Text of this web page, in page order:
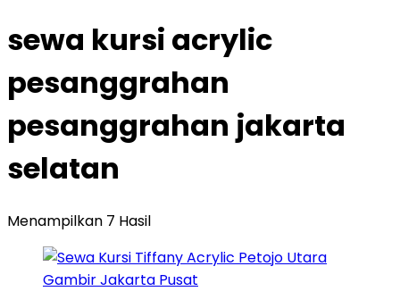
sewa kursi acrylic
pesanggrahan
pesanggrahan jakarta
selatan
Menampilkan 7 Hasil